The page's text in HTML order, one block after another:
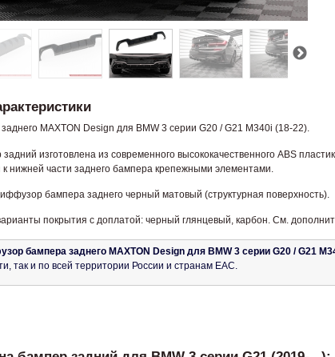
MAXTON Design для BMW 3 серии G20 / G21 M340i (18-22).
изготовлена из современного высококачественного ABS
нижней части заднего бампера крепежными элементами.
бампера заднего черный матовый (структурная поверхность).
покрытия с доплатой: черный глянцевый, карбон. См.
бампера заднего MAXTON Design для BMW 3 серии G20 / G21
так и по всей территории России и странам ЕАС.